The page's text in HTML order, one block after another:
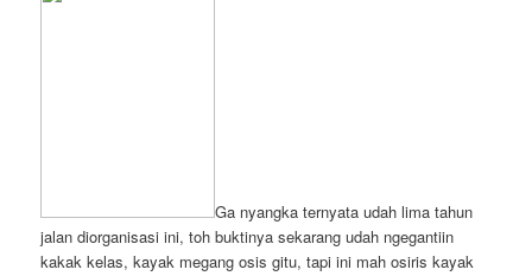
Ga nyangka ternyata udah lima tahun
jalan diorganisasi ini, toh buktinya sekarang udah ngegantiin
kakak kelas, kayak megang osis gitu, tapi ini mah osiris kayak